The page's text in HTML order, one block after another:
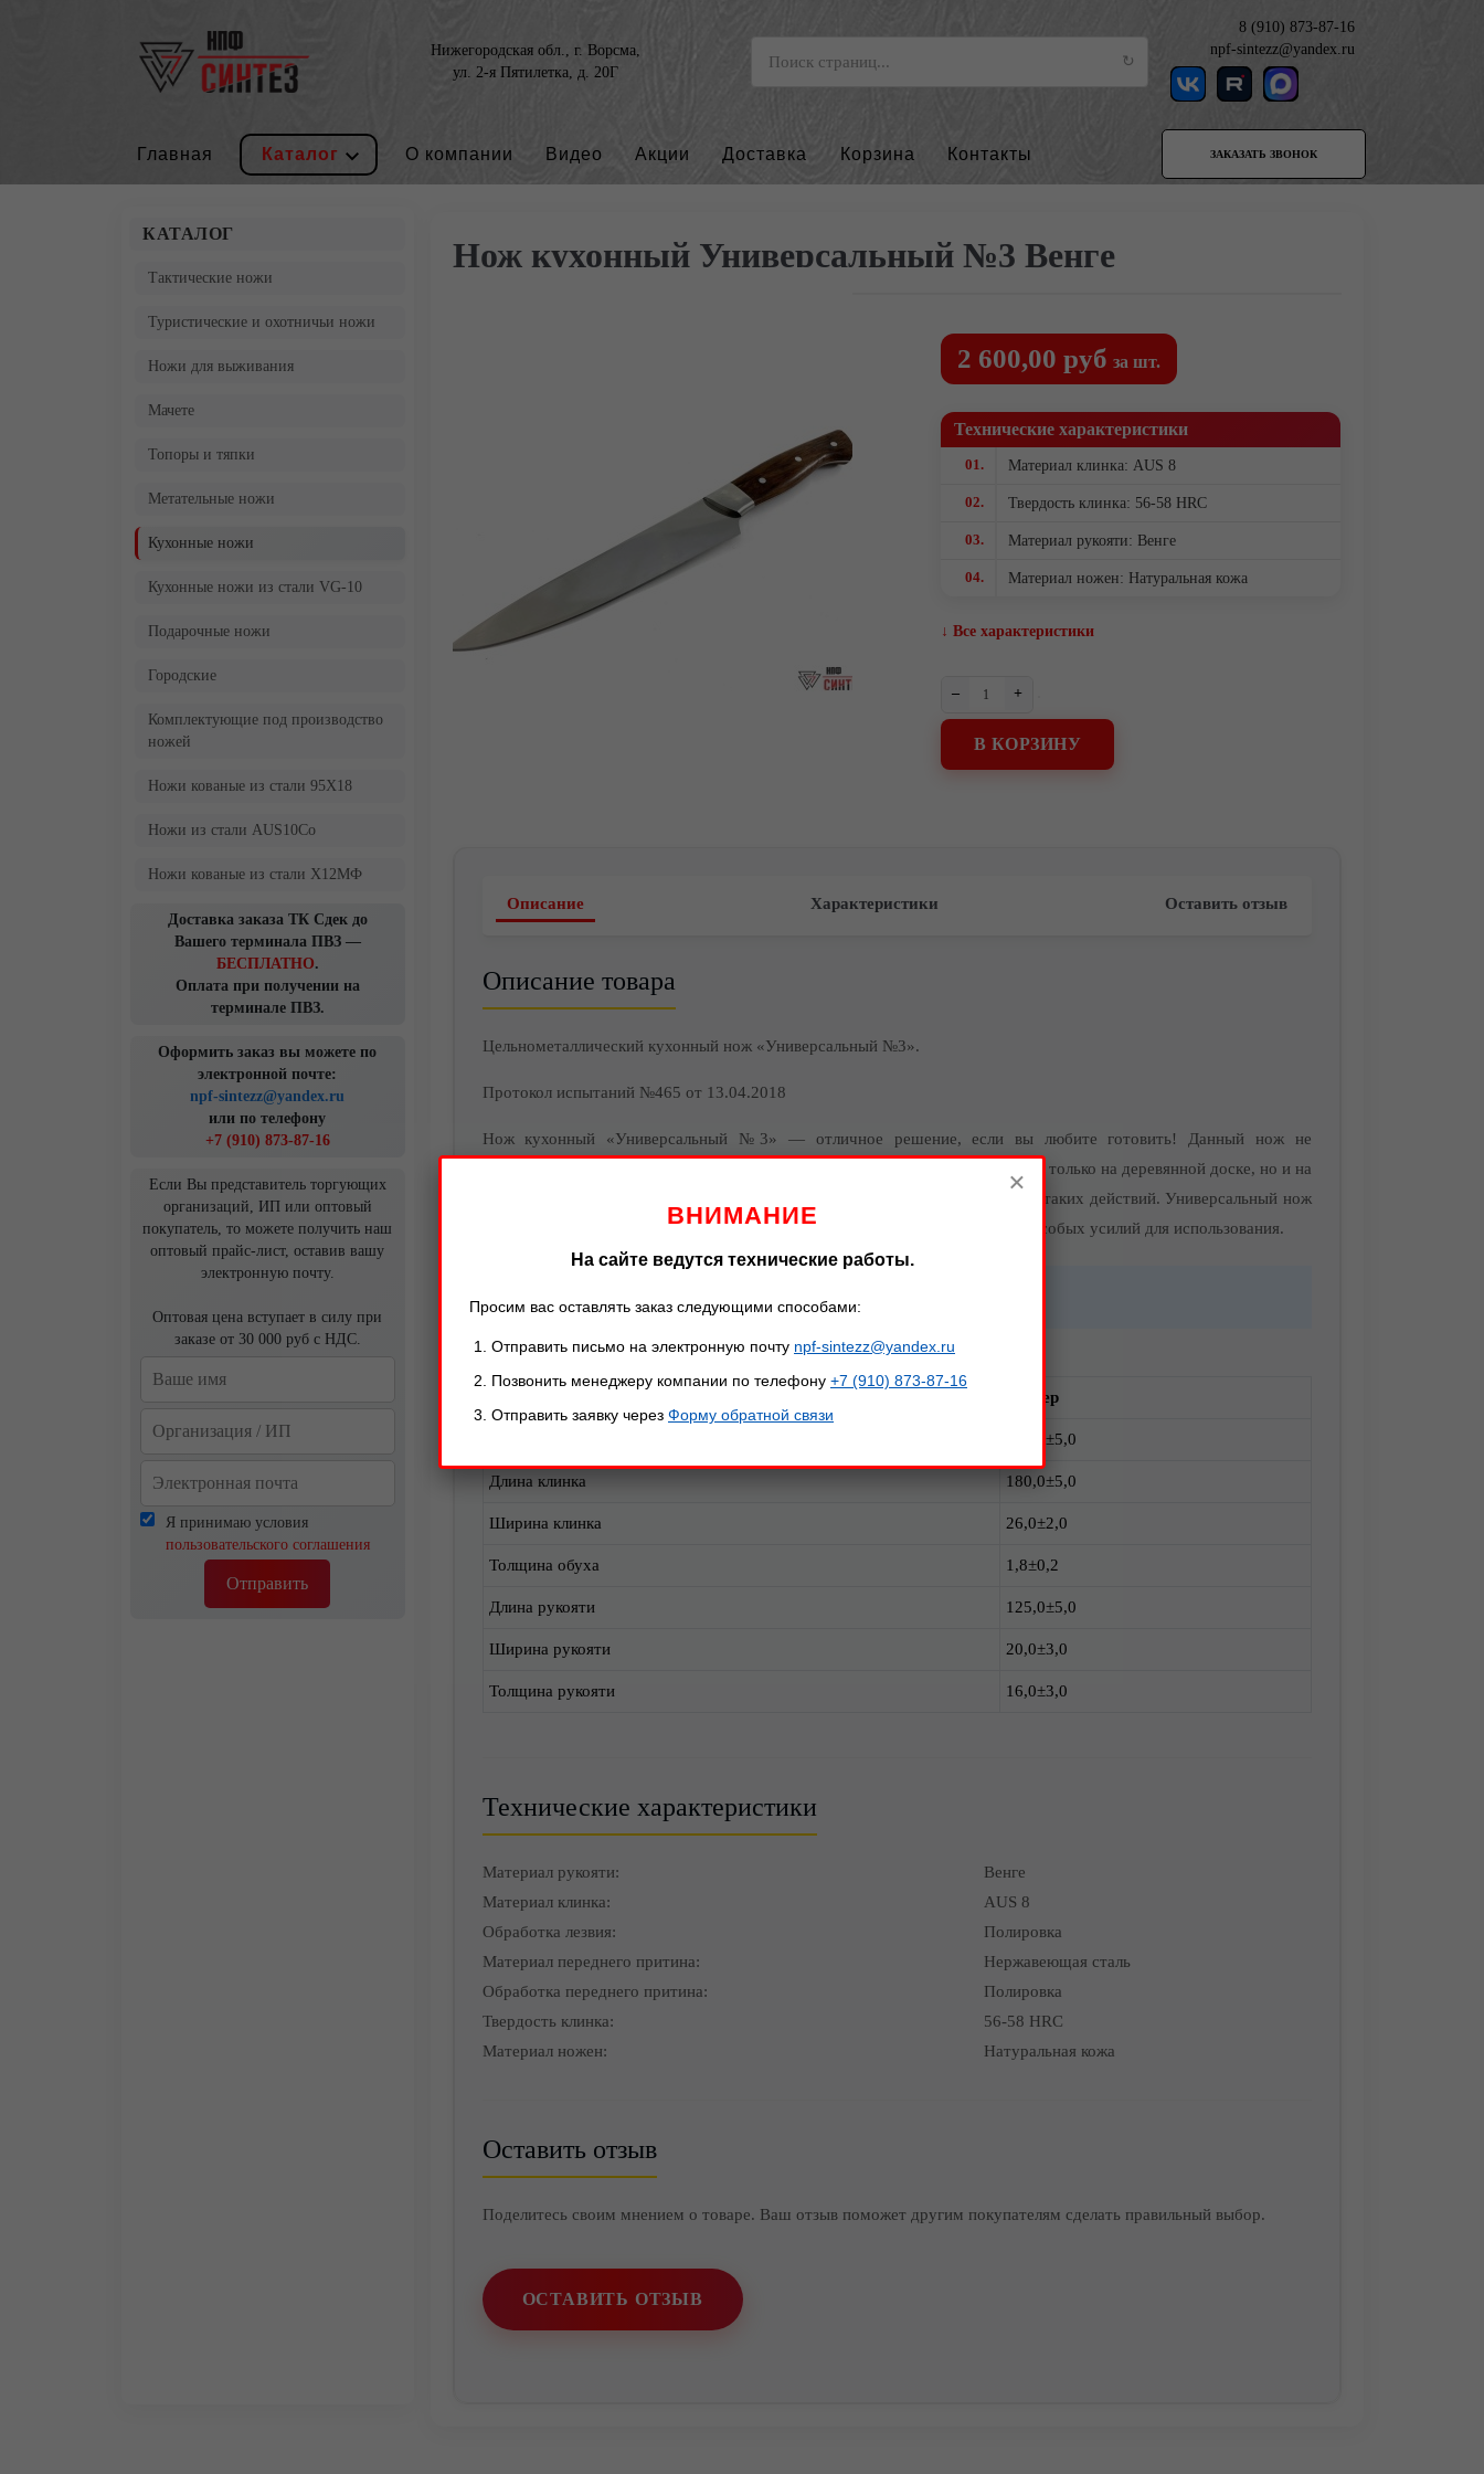
Нижегородская обл., г. Ворсма,
ул. 2-я Пятилетка, д. 20Г
8 (910) 873-87-16
npf-sintezz@yandex.ru
Главная Каталог О компании Видео Акции Доставка Корзина Контакты ЗАКАЗАТЬ ЗВОНОК
КАТАЛОГ
Тактические ножи
Туристические и охотничьи ножи
Ножи для выживания
Мачете
Топоры и тяпки
Метательные ножи
Кухонные ножи
Кухонные ножи из стали VG-10
Подарочные ножи
Городские
Комплектующие под производство
ножей
Ножи кованые из стали 95Х18
Ножи из стали AUS10Co
Ножи кованые из стали Х12МФ
Доставка заказа ТК Сдек до
Вашего терминала ПВЗ —
БЕСПЛАТНО.
Оплата при получении на
терминале ПВЗ.
Оформить заказ вы можете по
электронной почте:
npf-sintezz@yandex.ru
или по телефону
+7 (910) 873-87-16
Если Вы представитель торгующих
организаций, ИП или оптовый
покупатель, то можете получить наш
оптовый прайс-лист, оставив вашу
электронную почту.
Оптовая цена вступает в силу при
заказе от 30 000 руб с НДС.
Я принимаю условия
пользовательского соглашения
Отправить
Нож кухонный Универсальный №3 Венге
2 600,00 руб за шт.
Технические характеристики
01. Материал клинка: AUS 8
02. Твердость клинка: 56-58 HRC
03. Материал рукояти: Венге
04. Материал ножен: Натуральная кожа
↓ Все характеристики
– +
В КОРЗИНУ
Описание Характеристики Оставить отзыв
Описание товара
Цельнометаллический кухонный нож «Универсальный №3».
Протокол испытаний №465 от 13.04.2018
Нож кухонный «Универсальный №3» — отличное решение, если вы любите готовить! Данный нож не
требователен к уходу, благодаря стали AUS 8 нарезку можно производить не только на деревянной доске, но и на
тарелке или металлической поверхности, нож совершенно не пострадает от таких действий. Универсальный нож
— подобный нож есть практически в каждом доме, потому что не требует особых усилий для использования.
Размеры ножа, мм:
Размер
305,0±5,0
Длина клинка 180,0±5,0
Ширина клинка 26,0±2,0
Толщина обуха 1,8±0,2
Длина рукояти 125,0±5,0
Ширина рукояти 20,0±3,0
Толщина рукояти 16,0±3,0
Технические характеристики
Материал рукояти:
Венге
Материал клинка:
AUS 8
Обработка лезвия:
Полировка
Материал переднего притина:
Нержавеющая сталь
Обработка переднего притина:
Полировка
Твердость клинка:
56-58 HRC
Материал ножен:
Натуральная кожа
Оставить отзыв
Поделитесь своим мнением о товаре. Ваш отзыв поможет другим покупателям сделать правильный выбор.
ОСТАВИТЬ ОТЗЫВ
×
ВНИМАНИЕ
На сайте ведутся технические работы.
Просим вас оставлять заказ следующими способами:
Отправить письмо на электронную почту npf-sintezz@yandex.ru
Позвонить менеджеру компании по телефону +7 (910) 873-87-16
Отправить заявку через Форму обратной связи